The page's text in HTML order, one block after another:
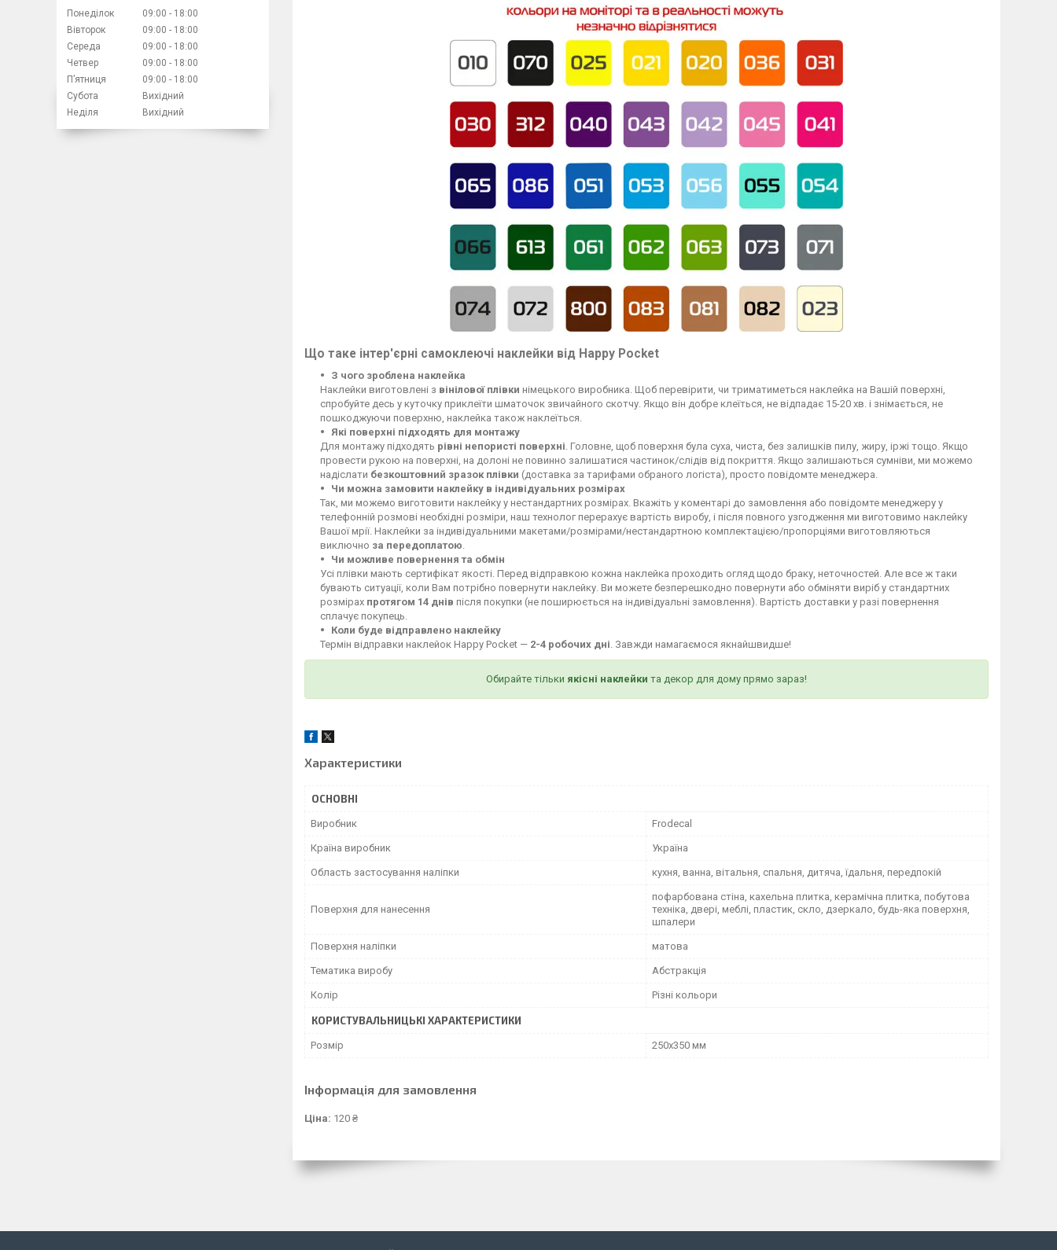
Що таке інтер'єрні самоклеючі наклейки від Happy Pocket
З чого зроблена наклейка
Наклейки виготовлені з вінілової плівки німецького виробника. Щоб перевірити, чи триматиметься наклейка на Вашій поверхні,
спробуйте десь у куточку приклеїти шматочок звичайного скотчу. Якщо він добре клеїться, не відпадає 15-20 хв. і знімається, не
пошкоджуючи поверхню, наклейка також наклеїться.
Які поверхні підходять для монтажу
Для монтажу підходять рівні непористі поверхні . Головне, щоб поверхня була суха, чиста, без залишків пилу, жиру, іржі тощо. Якщо
провести рукою на поверхні, на долоні не повинно залишатися частинок/слідів від покриття. Якщо залишаються сумніви, ми можемо
надіслати безкоштовний зразок плівки (доставка за тарифами обраного логіста), просто повідомте менеджера.
Чи можна замовити наклейку в індивідуальних розмірах
Так, ми можемо виготовити наклейку у нестандартних розмірах. Вкажіть у коментарі до замовлення або повідомте менеджеру у
телефонній розмові необхідні розміри, наш технолог перерахує вартість виробу, і після повного узгодження ми виготовимо наклейку
Вашої мрії. Наклейки за індивідуальними макетами/розмірами/нестандартною комплектацією/пропорціями виготовляються
виключно за передоплатою
Чи можливе повернення та обмін
Усі плівки мають сертифікат якості. Перед відправкою кожна наклейка проходить огляд щодо браку, неточностей. Але все ж таки
бувають ситуації, коли Вам потрібно повернути наклейку. Ви можете безперешкодно повернути або обміняти виріб у стандартних
розмірах протягом 14 днів після покупки (не поширюється на індивідуальні замовлення). Вартість доставки у разі повернення
сплачує покупець.
Коли буде відправлено наклейку
Термін відправки наклейок Happy Pocket — 2-4 робочих дні . Завжди намагаємося якнайшвидше!
Обирайте тільки якісні наклейки та декор для дому прямо зараз!
Характеристики
ОСНОВНІ
Виробник Frodecal
Країна виробник Україна
Область застосування наліпки кухня, ванна, вітальня, спальня, дитяча, їдальня, передпокій
Поверхня для нанесення
пофарбована стіна, кахельна плитка, керамічна плитка, побутова
техніка, двері, меблі, пластик, скло, дзеркало, будь-яка поверхня,
шпалери
Поверхня наліпки матова
Тематика виробу Абстракція
Колір Різні кольори
КОРИСТУВАЛЬНИЦЬКІ ХАРАКТЕРИСТИКИ
Розмір 250х350 мм
Інформація для замовлення
Ціна: 120 ₴
Понеділок 09:00
18:00
Вівторок
09:00
18:00
Середа
09:00
18:00
Четвер
09:00
18:00
Пʼятниця
09:00
18:00
Субота
Вихідний
Неділя
Вихідний